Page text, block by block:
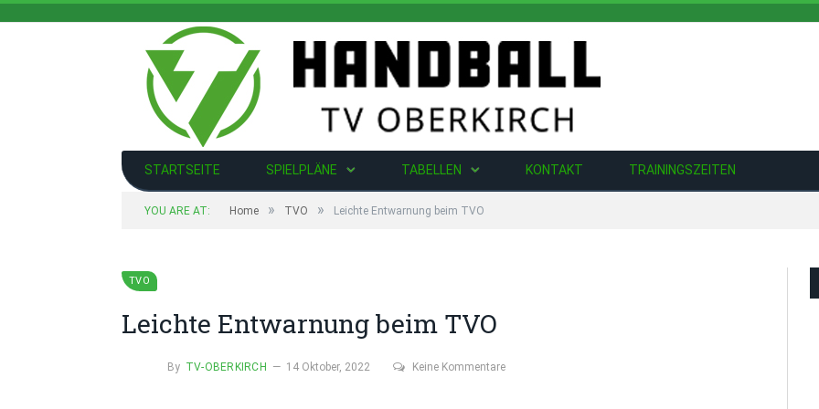
STARTSEITE SPIELPLÄNE TABELLEN KONTAKT TRAININGSZEITEN
YOU ARE AT: Home » TVO » Leichte Entwarnung beim TVO
TVO
Leichte Entwarnung beim TVO
By TV-OBERKIRCH 14 Oktober, 2022 Keine Kommentare